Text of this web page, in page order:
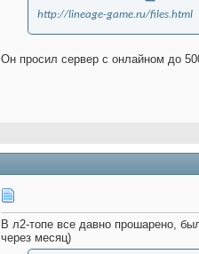
http://lineage-game.ru/files.html
Он просил сервер с онлайном до
В л2-топе все давно прошарено,
через месяц)